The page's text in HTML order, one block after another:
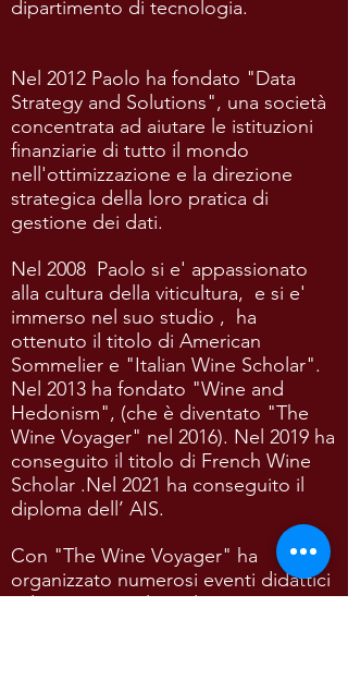
dipartimento di tecnologia.
Nel 2012 Paolo ha fondato "Data
Strategy and Solutions", una società
concentrata ad aiutare le istituzioni
finanziarie di tutto il mondo
nell'ottimizzazione e la direzione
strategica della loro pratica di
gestione dei dati.
Nel 2008 Paolo si e' appassionato
alla cultura della viticultura, e si e'
immerso nel suo studio , ha
ottenuto il titolo di American
Sommelier e "Italian Wine Scholar".
Nel 2013 ha fondato "Wine and
Hedonism", (che è diventato "The
Wine Voyager" nel 2016). Nel 2019 ha
conseguito il titolo di French Wine
Scholar .Nel 2021 ha conseguito il
diploma dell ’ AIS.
Con "The Wine Voyager" ha
organizzato numerosi eventi didattici
sul vino a Napoli negli Stati Uniti e a